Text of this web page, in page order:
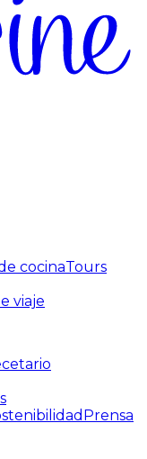
cocinaTours
viaje
Prensa